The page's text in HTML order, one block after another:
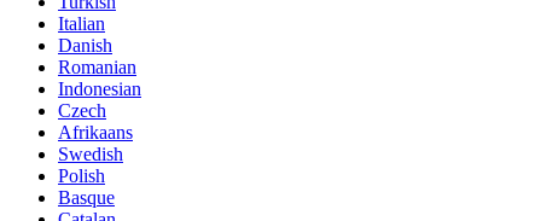
Italian
Danish
Romanian
Indonesian
Czech
Afrikaans
Swedish
Polish
Basque